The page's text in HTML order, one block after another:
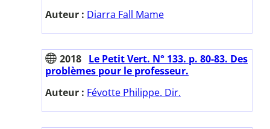
Auteur : Diarra Fall Mame
2018 Le Petit Vert. N° 133. p. 80-83. Des
problèmes pour le professeur.
Auteur : Févotte Philippe. Dir.